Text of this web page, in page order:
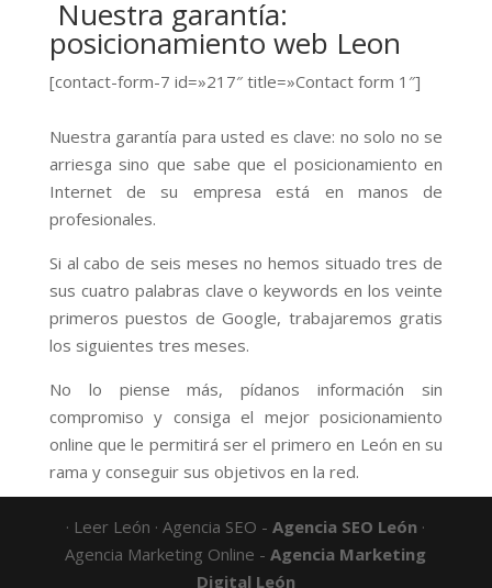
Nuestra garantía:
posicionamiento web Leon
[contact-form-7 id=»217″ title=»Contact form 1″]
Nuestra garantía para usted es clave: no solo no se
arriesga sino que sabe que el posicionamiento en
Internet de su empresa está en manos de
profesionales.
Si al cabo de seis meses no hemos situado tres de
sus cuatro palabras clave o keywords en los veinte
primeros puestos de Google, trabajaremos gratis
los siguientes tres meses.
No lo piense más, pídanos información sin
compromiso y consiga el mejor posicionamiento
online que le permitirá ser el primero en León en su
rama y conseguir sus objetivos en la red.
· Leer León · Agencia SEO -Agencia SEO León ·
Agencia Marketing Online -Agencia Marketing
Digital León